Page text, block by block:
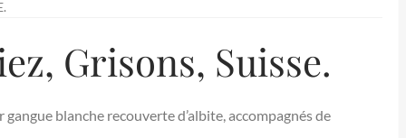
Grisons, Suisse.
blanche recouverte d’albite, accompagnés de